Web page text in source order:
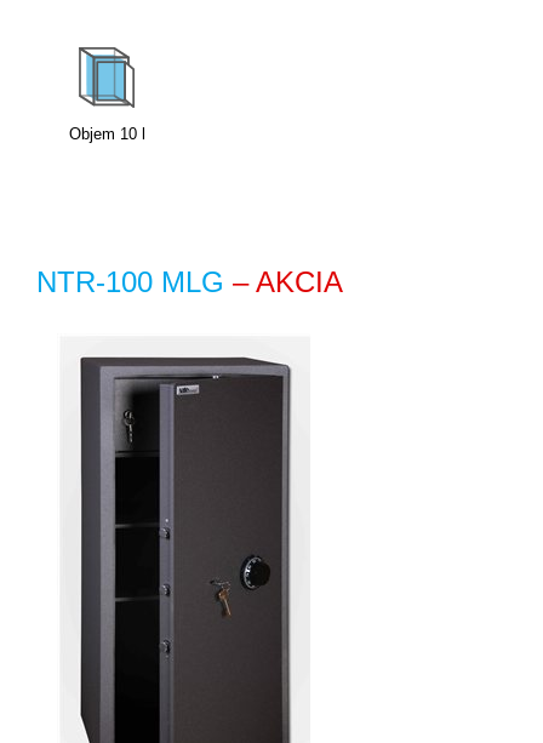
Objem 10
NTR-100 MLG – AKCIA